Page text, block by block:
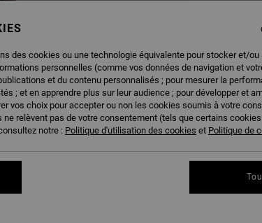
des cookies ou une technologie équivalente pour stocker et/ou
personnelles (comme vos données de navigation et
et du contenu personnalisés ; pour mesurer la
; et en apprendre plus sur leur audience ; pour développer et
vos choix pour accepter ou non les cookies soumis à votre
relèvent pas de votre consentement (tels que certains
notre : Politique d'utilisation des cookies et Politique de